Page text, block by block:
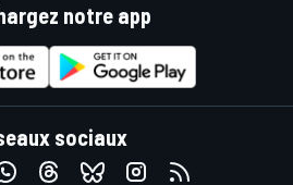
notre app
sociaux